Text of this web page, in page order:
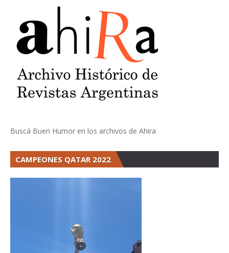
Buscá Buen Humor en los archivos de Ahira
CAMPEONES QATAR 2022